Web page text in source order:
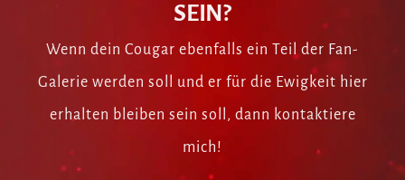
SEIN?
Wenn dein Cougar ebenfalls ein Teil der Fan-
Galerie werden soll und er für die Ewigkeit hier
erhalten bleiben sein soll, dann kontaktiere
mich!